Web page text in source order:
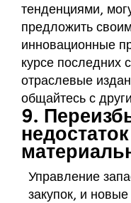
тенденциями,
предложить
инновационные
курсе последних
отраслевые
общайтесь с
9.
Управление
закупок, и